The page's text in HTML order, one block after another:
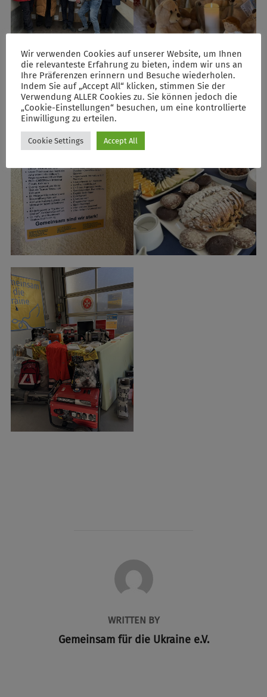
POST AUTHOR
WRITTEN BY
Gemeinsam für die Ukraine e.V.
Wir verwenden Cookies auf unserer Website, um Ihnen
die relevanteste Erfahrung zu bieten, indem wir uns an
Ihre Präferenzen erinnern und Besuche wiederholen.
Indem Sie auf „Accept All“ klicken, stimmen Sie der
Verwendung ALLER Cookies zu. Sie können jedoch die
„Cookie-Einstellungen“ besuchen, um eine kontrollierte
Einwilligung zu erteilen.
Cookie Settings Accept All